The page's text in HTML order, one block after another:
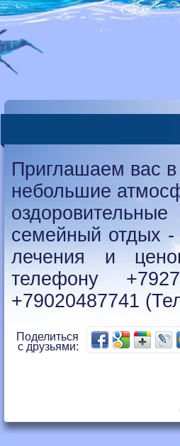
Приглашаем вас
небольшие
семейный отдых
лечения и
телефону
+79020487741
Поделиться
с друзьями: